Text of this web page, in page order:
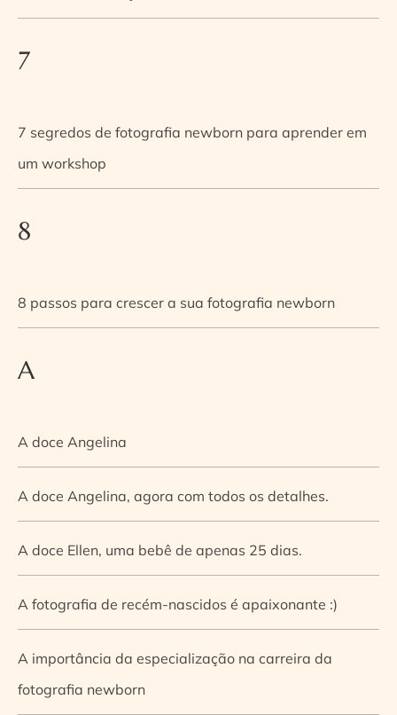
7
7 segredos de fotografia newborn para aprender em
um workshop
8
8 passos para crescer a sua fotografia newborn
A
A doce Angelina
A doce Angelina, agora com todos os detalhes.
A doce Ellen, uma bebê de apenas 25 dias.
A fotografia de recém-nascidos é apaixonante :)
A importância da especialização na carreira da
fotografia newborn